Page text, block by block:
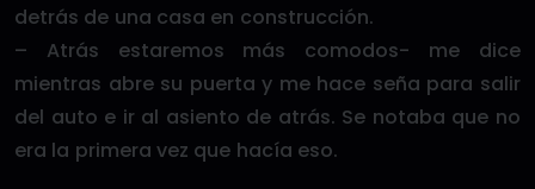
detrás de una casa en construcción.
– Atrás estaremos más comodos- me dice
mientras abre su puerta y me hace seña para salir
del auto e ir al asiento de atrás. Se notaba que no
era la primera vez que hacía eso.